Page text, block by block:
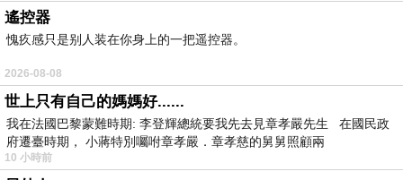
---------------------------------------------------------------------------------
----
★ 【𧌄蜅蠐】台灣暗蟬 (北埔蟬) 為台灣特有種。哇)))
聽說 構樹可能就是暗蟬的食物，更令人覺得神奇。
遙控器
愧疚感只是别人装在你身上的一把遥控器。
2026-08-08
世上只有自己的媽媽好......
我在法國巴黎蒙難時期: 李登輝總統要我先去見章孝嚴先生 在國民政
府遷臺時期， 小蔣特別囑咐章孝嚴．章孝慈的舅舅照顧兩
10 小時前